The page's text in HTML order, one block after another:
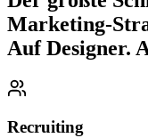
Marketing-
Auf Designer.
Recruiting